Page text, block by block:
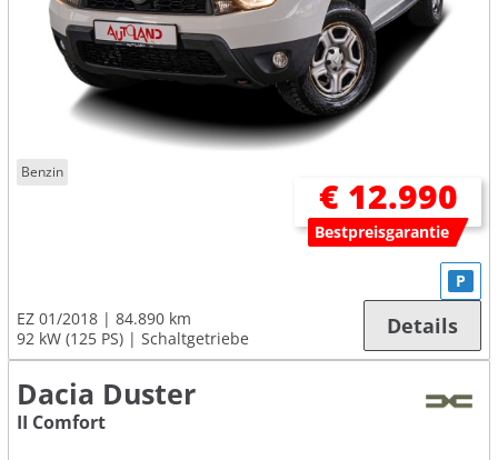
Benzin
€ 12.990
Bestpreisgarantie
EZ 01/2018
84.890 km
92 kW (125 PS)
Schaltgetriebe
P
Details
Dacia Duster
II Comfort